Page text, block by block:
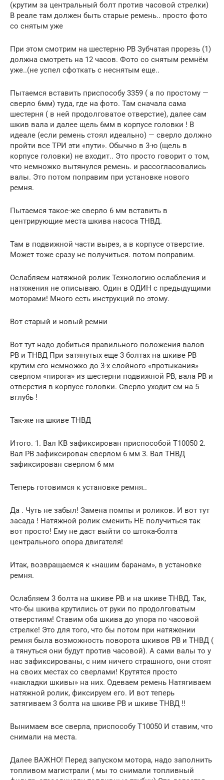
(крутим за центральный болт против часовой стрелки)
В реале там должен быть старые ремень.. просто фото
со снятым уже
При этом смотрим на шестерню РВ Зубчатая прорезь (1)
должна смотреть на 12 часов. Фото со снятым ремнём
уже..(не успел сфоткать с неснятым еще..
Пытаемся вставить приспособу 3359 ( а по простому —
сверло 6мм) туда, где на фото. Там сначала сама
шестерня ( в ней продолговатое отверстие), далее сам
шкив вала и далее щель 6мм в корпусе головки ! В
идеале (если ремень стоял идеально) — сверло должно
пройти все ТРИ эти «пути». Обычно в 3-ю (щель в
корпусе головки) не входит.. Это просто говорит о том,
что немножко вытянулся ремень. и рассогласовались
валы. Это потом поправим при установке нового
ремня.
Пытаемся такое-же сверло 6 мм вставить в
центрирующие места шкива насоса ТНВД.
Там в подвижной части вырез, а в корпусе отверстие.
Может тоже сразу не получиться. потом поправим.
Ослабляем натяжной ролик Технологию ослабления и
натяжения не описываю. Один в ОДИН с предыдущими
моторами! Много есть инструкций по этому.
Вот старый и новый ремни
Вот тут надо добиться правильного положения валов
РВ и ТНВД При затянутых еще 3 болтах на шкиве РВ
крутим его немножко до 3-х слойного «протыкания»
сверлом «пирога» из шестерни подвижной РВ, вала РВ и
отверстия в корпусе головки. Сверло уходит см на 5
вглубь !
Так-же на шкиве ТНВД
Итого. 1. Вал КВ зафиксирован приспособой Т10050 2.
Вал РВ зафиксирован сверлом 6 мм 3. Вал ТНВД
зафиксирован сверлом 6 мм
Теперь готовимся к установке ремня..
Да . Чуть не забыл! Замена помпы и роликов. И вот тут
засада ! Натяжной ролик сменить НЕ получиться так
вот просто! Ему не даст выйти со штока-болта
центрального опора двигателя!
Итак, возвращаемся к «нашим баранам», в установке
ремня.
Ослабляем 3 болта на шкиве РВ и на шкиве ТНВД. Так,
что-бы шкива крутились от руки по продолговатым
отверстиям! Ставим оба шкива до упора по часовой
стрелке! Это для того, что бы потом при натяжении
ремня была возможность поворота шкивов РВ и ТНВД (
а тянуться они будут против часовой). А сами валы то у
нас зафиксированы, с ним ничего страшного, они стоят
на своих местах со сверлами! Крутятся просто
«накладки шкивы» на них. Одеваем ремень Натягиваем
натяжной ролик, фиксируем его. И вот теперь
затягиваем 3 болта на шкиве РВ и шкиве ТНВД !!
Вынимаем все сверла, приспособу Т10050 И ставим, что
снимали на места.
Далее ВАЖНО! Перед запуском мотора, надо заполнить
топливом магистрали ( мы то снимали топливный